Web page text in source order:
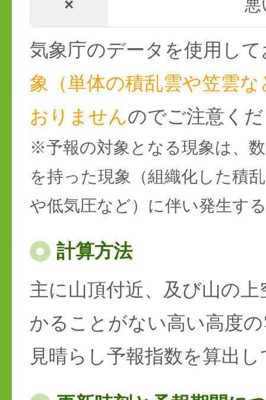
× 悪
気象庁のデータを使用し
象（単体の積乱雲や笠雲
おりませんのでご注意く
※予報の対象となる現象は、
を持った現象（組織化した積
や低気圧など）に伴い発生す
計算方法
主に山頂付近、及び山の
かることがない高い高度
見晴らし予報指数を算出